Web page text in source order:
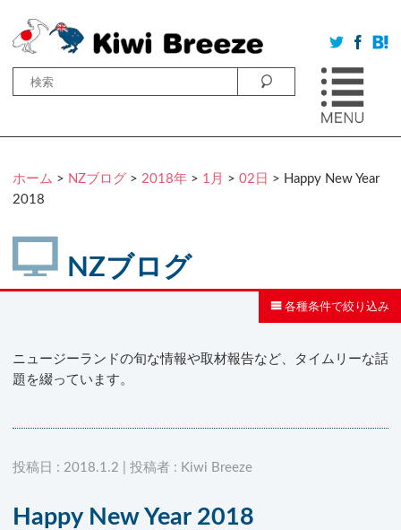
ホーム > NZブログ > 2018年 > 1月 > 02日 > Happy New Year
2018
NZブログ
各種条件で絞り込み
ニュージーランドの旬な情報や取材報告など、タイムリーな話
題を綴っています。
投稿日 : 2018.1.2 | 投稿者 : Kiwi Breeze
Happy New Year 2018